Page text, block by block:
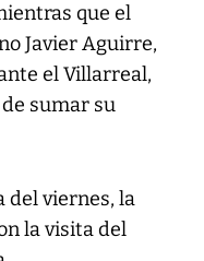
que el
Javier Aguirre,
el Villarreal,
sumar su
del viernes, la
la visita del